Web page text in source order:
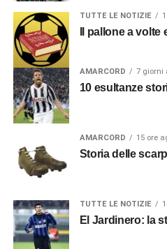
TUTTE LE NOTIZIE
Il pallone a
AMARCORD 7 giorni
10 esultanze
AMARCORD 15 ore
Storia delle
TUTTE LE NOTIZIE
El Jardinero: la